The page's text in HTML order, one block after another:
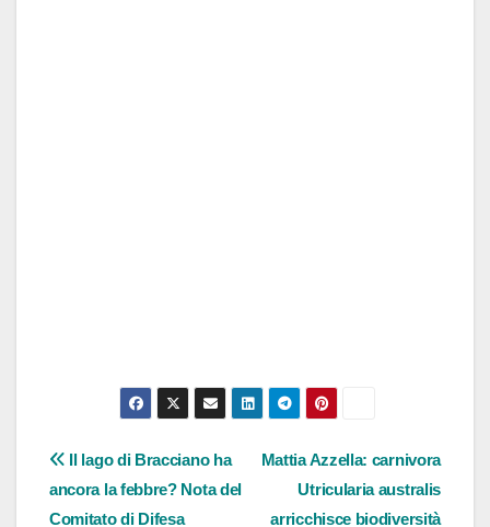
Navigazione
articoli
Mattia Azzella: carnivora
Utricularia australis
arricchisce biodiversità
Il lago di Bracciano ha
ancora la febbre? Nota del
Comitato di Difesa